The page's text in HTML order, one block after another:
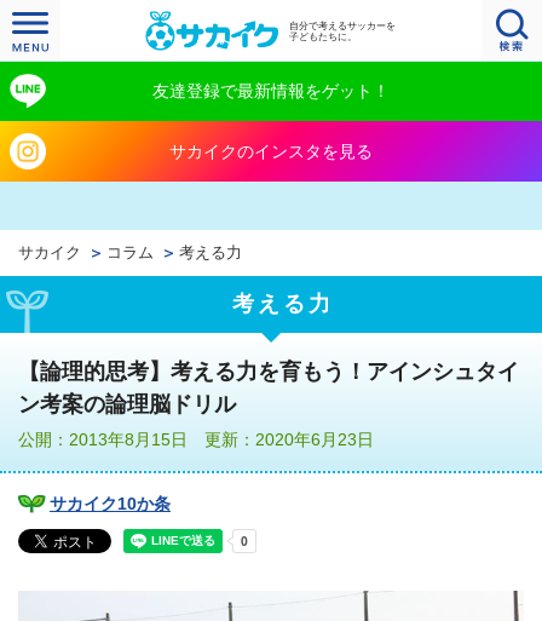
自分で考えるサッカーを
子どもたちに。
友達登録で最新情報をゲット！
サカイクのインスタを見る
サカイク コラム 考える力
考える力
【論理的思考】考える力を育もう！アインシュタイ
ン考案の論理脳ドリル
公開：2013年8月15日 更新：2020年6月23日
サカイク10か条